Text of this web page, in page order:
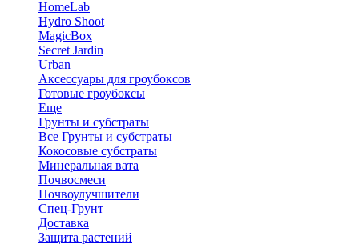
HomeLab
Hydro Shoot
MagicBox
Secret Jardin
Urban
Аксессуары для гроубоксов
Готовые гроубоксы
Еще
Грунты и субстраты
Все Грунты и субстраты
Кокосовые субстраты
Минеральная вата
Почвосмеси
Почвоулучшители
Спец-Грунт
Доставка
Защита растений